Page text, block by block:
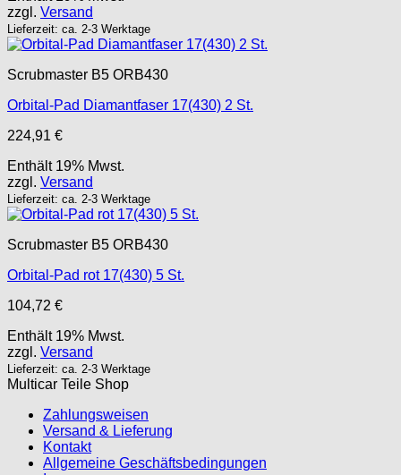
179,69 €
zzgl. Versand
Lieferzeit: ca. 2-3 Werktage
Scrubmaster B5 ORB430
Orbital-Pad Diamantfaser 17(430) 2 St.
224,91 €
Enthält 19% Mwst.
zzgl. Versand
Lieferzeit: ca. 2-3 Werktage
Scrubmaster B5 ORB430
Orbital-Pad rot 17(430) 5 St.
104,72 €
Enthält 19% Mwst.
zzgl. Versand
Lieferzeit: ca. 2-3 Werktage
Multicar Teile Shop
Zahlungsweisen
Versand & Lieferung
Kontakt
Allgemeine Geschäftsbedingungen